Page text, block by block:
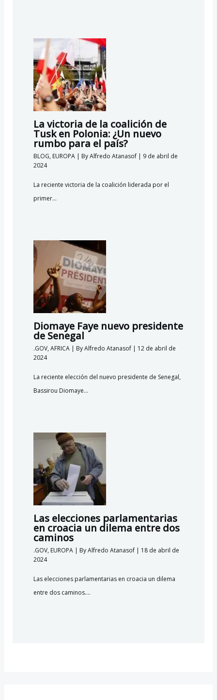
La victoria de la coalición de
Tusk en Polonia: ¿Un nuevo
rumbo para el país?
BLOG, EUROPA| ByAlfredo Atanasof | 9 de abril de
2024
La reciente victoria de la coalición liderada por el
primer…
Diomaye Faye nuevo presidente
de Senegal
.GOV,AFRICA| ByAlfredo Atanasof | 12 de abril de
2024
La reciente elección del nuevo presidente de Senegal,
Bassirou Diomaye…
Las elecciones parlamentarias
en croacia un dilema entre dos
caminos
.GOV, EUROPA| ByAlfredo Atanasof | 18 de abril de
2024
Las elecciones parlamentarias en croacia un dilema
entre dos caminos.…